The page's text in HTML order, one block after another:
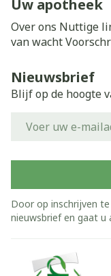
Uw apotheek
Over ons Nuttige
van wacht
Nieuwsbrief
Blijf op de hoogte
Door op inschrijven
nieuwsbrief en gaat u